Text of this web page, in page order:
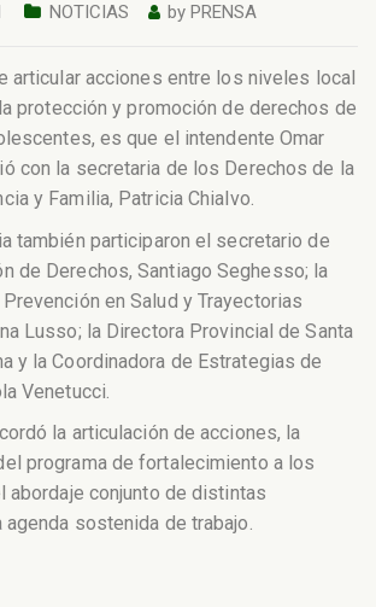
NOTICIAS by PRENSA
articular acciones entre los niveles local
protección y promoción de derechos de
es que el intendente Omar
con la secretaria de los Derechos de la
y Familia, Patricia Chialvo.
también participaron el secretario de
de Derechos, Santiago Seghesso; la
en Salud y Trayectorias
Lusso; la Directora Provincial de Santa
y la Coordinadora de Estrategias de
Venetucci.
la articulación de acciones, la
programa de fortalecimiento a los
abordaje conjunto de distintas
agenda sostenida de trabajo.